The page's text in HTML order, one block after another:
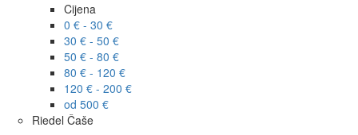
Cijena
0 € - 30 €
30 € - 50 €
50 € - 80 €
80 € - 120 €
120 € - 200 €
od 500 €
Riedel Čaše